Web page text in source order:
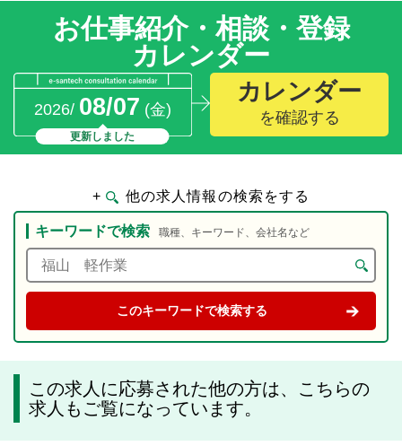
お仕事紹介・相談・登録
カレンダー
2026/ 08/07 (金)
更新しました
カレンダー
を確認する
+ 他の求人情報の検索をする
キーワードで検索 職種、キーワード、会社名など
この求人に応募された他の方は、こちらの
求人もご覧になっています。